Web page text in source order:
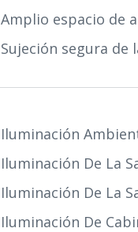
Amplio espacio de
Sujeción segura de
Iluminación
Iluminación De La
Iluminación De La
Iluminación De